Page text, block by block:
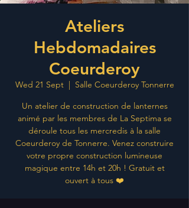
Ateliers
Hebdomadaires
Coeurderoy
Wed 21 Sept
  |
Salle Coeurderoy Tonnerre
Un atelier de construction de lanternes
animé par les membres de La Septima se
déroule tous les mercredis à la salle
Coeurderoy de Tonnerre. Venez construire
votre propre construction lumineuse
magique entre 14h et 20h ! Gratuit et
ouvert à tous ❤️